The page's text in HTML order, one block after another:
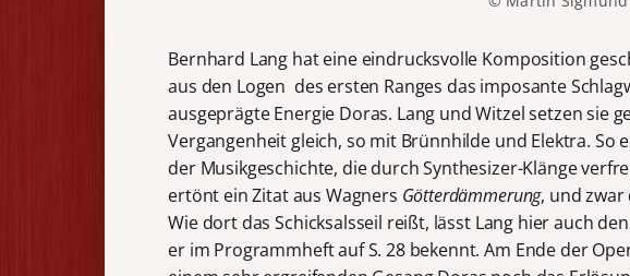
Bernhard Lang hat eine eindrucksvolle Komposition
aus den Logen des ersten Ranges das imposante
ausgeprägte Energie Doras. Lang und Witzel setzen sie
Vergangenheit gleich, so mit Brünnhilde und Elektra. So
der Musikgeschichte, die durch Synthesizer-Klänge
ertönt ein Zitat aus Wagners Götterdämmerung, und
Wie dort das Schicksalsseil reißt, lässt Lang hier auch
er im Programmheft auf S. 28 bekennt. Am Ende der